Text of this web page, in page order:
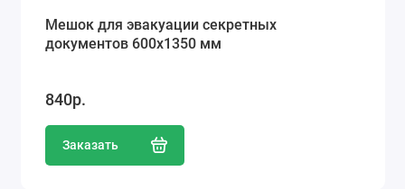
Мешок для эвакуации секретных
документов 600х1350 мм
840р.
Заказать